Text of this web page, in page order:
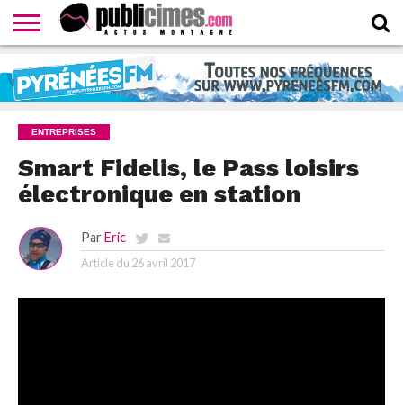
CONTACTER
LA
RÉDACTION
HOMEPAGE
NEWSLETTER
PROPOSER
UN
COMMUNIQUÉ
WEBTV
PUBLICIMESTV
ENTREPRISES
Smart Fidelis, le Pass loisirs
électronique en station
Par Eric
Article du 26 avril 2017